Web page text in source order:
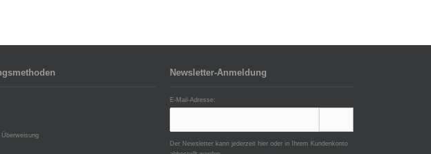
Newsletter-Anmeldung
E-Mail-Adresse:
Der Newsletter kann jederzeit hier oder in Ihrem Kundenkonto